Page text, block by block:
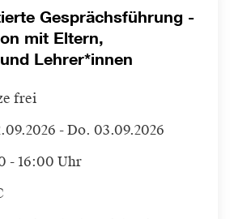
Gesprächsführung -
mit Eltern,
Lehrer*innen
frei
- Do. 03.09.2026
- 16:00 Uhr